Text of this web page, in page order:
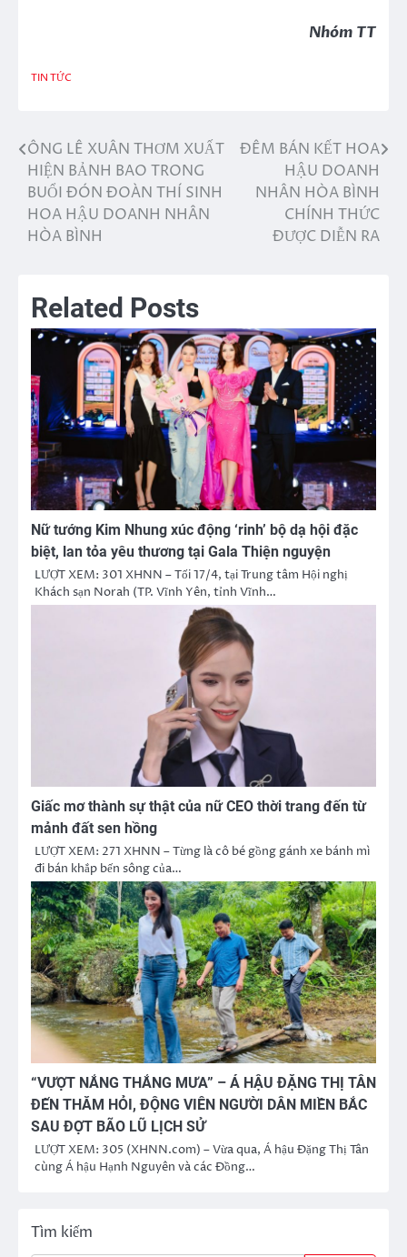
Nhóm TT
TIN TỨC
Điều
hướng
bài
ÔNG LÊ XUÂN THƠM XUẤT
HIỆN BẢNH BAO TRONG
BUỔI ĐÓN ĐOÀN THÍ SINH
HOA HẬU DOANH NHÂN
HÒA BÌNH
ĐÊM BÁN KẾT HOA
HẬU DOANH
NHÂN HÒA BÌNH
CHÍNH THỨC
ĐƯỢC DIỄN RA
Related Posts
Nữ tướng Kim Nhung xúc động ‘rinh’ bộ dạ hội đặc
biệt, lan tỏa yêu thương tại Gala Thiện nguyện
LƯỢT XEM: 301 XHNN – Tối 17/4, tại Trung tâm Hội nghị
Khách sạn Norah (TP. Vĩnh Yên, tỉnh Vĩnh…
Giấc mơ thành sự thật của nữ CEO thời trang đến từ
mảnh đất sen hồng
LƯỢT XEM: 271 XHNN – Từng là cô bé gồng gánh xe bánh mì
đi bán khắp bến sông của…
“VƯỢT NẮNG THẮNG MƯA” – Á HẬU ĐẶNG THỊ TÂN
ĐẾN THĂM HỎI, ĐỘNG VIÊN NGƯỜI DÂN MIỀN BẮC
SAU ĐỢT BÃO LŨ LỊCH SỬ
LƯỢT XEM: 305 (XHNN.com) – Vừa qua, Á hậu Đặng Thị Tân
cùng Á hậu Hạnh Nguyên và các Đồng…
Tìm kiếm